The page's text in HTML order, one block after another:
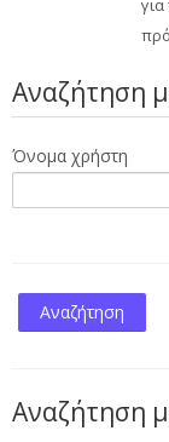
Αναζήτηση
Όνομα χρήστη
Αναζήτηση